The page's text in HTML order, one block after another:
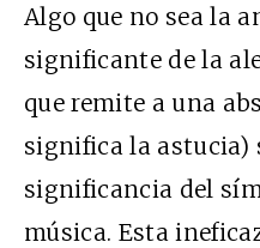
Algo que no sea la
significante de la
que remite a una
significa la astucia)
significancia del
música. Esta